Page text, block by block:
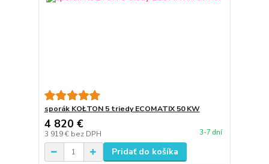
sporák KOŁTON 5 triedy ECOMATIX 50 KW
4 820 €
3 919 € bez DPH 3-7 dní
Pridať do košíka